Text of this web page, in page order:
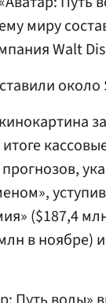
миру
Walt
около
($187,4
в